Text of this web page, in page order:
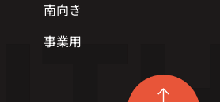
南向き
事業用